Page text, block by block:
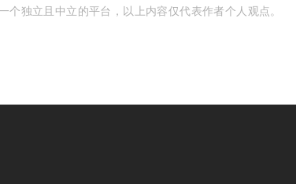
个独立且中立的平台，以上内容仅代表作者个人观点。